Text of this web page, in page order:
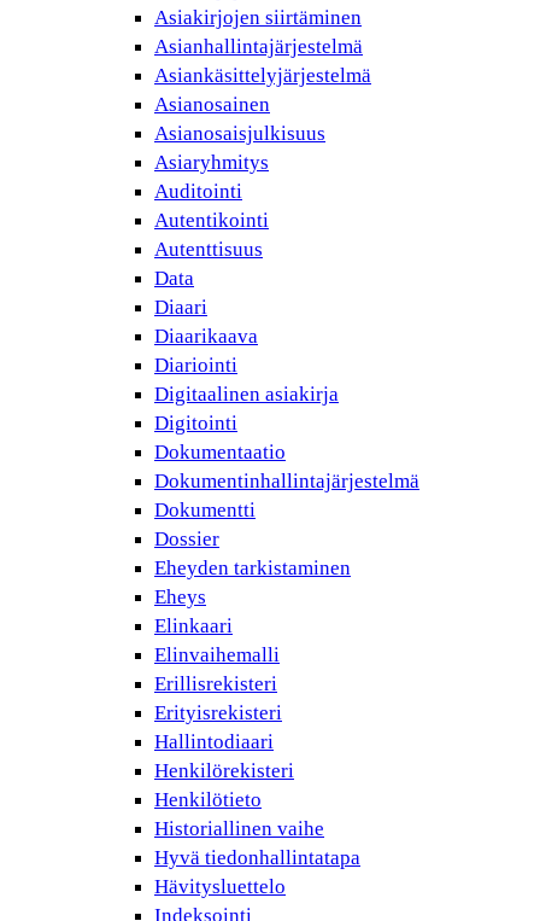
Asiakirjojen siirtäminen
Asianhallintajärjestelmä
Asiankäsittelyjärjestelmä
Asianosainen
Asianosaisjulkisuus
Asiaryhmitys
Auditointi
Autentikointi
Autenttisuus
Data
Diaari
Diaarikaava
Diariointi
Digitaalinen asiakirja
Digitointi
Dokumentaatio
Dokumentinhallintajärjestelmä
Dokumentti
Dossier
Eheyden tarkistaminen
Eheys
Elinkaari
Elinvaihemalli
Erillisrekisteri
Erityisrekisteri
Hallintodiaari
Henkilörekisteri
Henkilötieto
Historiallinen vaihe
Hyvä tiedonhallintatapa
Hävitysluettelo
Indeksointi